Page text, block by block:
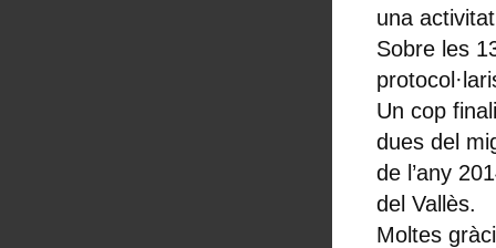
una
Sobre les
Un cop
dues del
de l’any
del Vallès.
Moltes